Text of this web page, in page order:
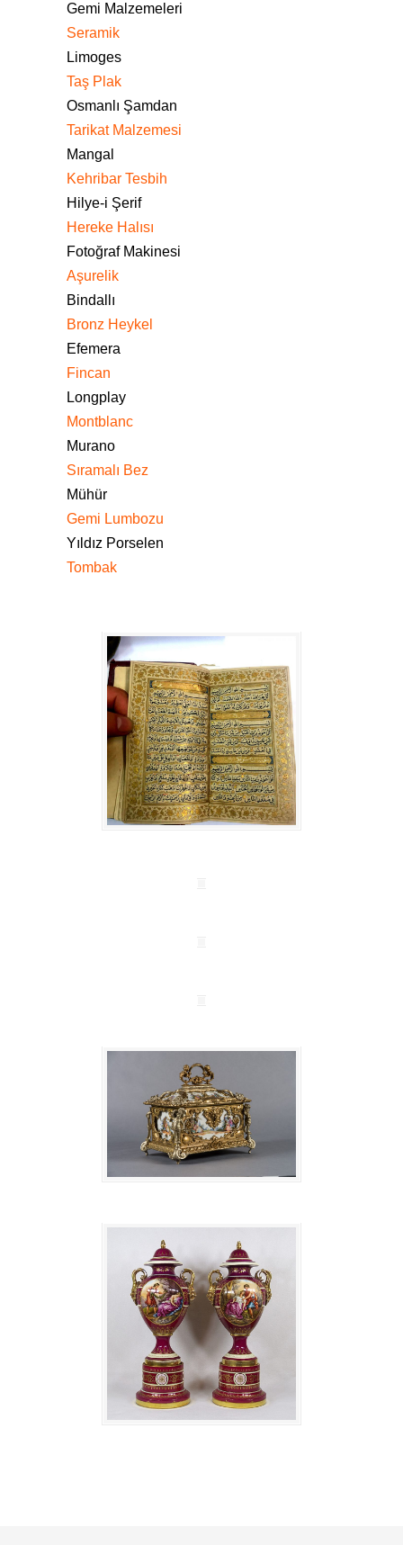
Gemi Malzemeleri
Seramik
Limoges
Taş Plak
Osmanlı Şamdan
Tarikat Malzemesi
Mangal
Kehribar Tesbih
Hilye-i Şerif
Hereke Halısı
Fotoğraf Makinesi
Aşurelik
Bindallı
Bronz Heykel
Efemera
Fincan
Longplay
Montblanc
Murano
Sıramalı Bez
Mühür
Gemi Lumbozu
Yıldız Porselen
Tombak